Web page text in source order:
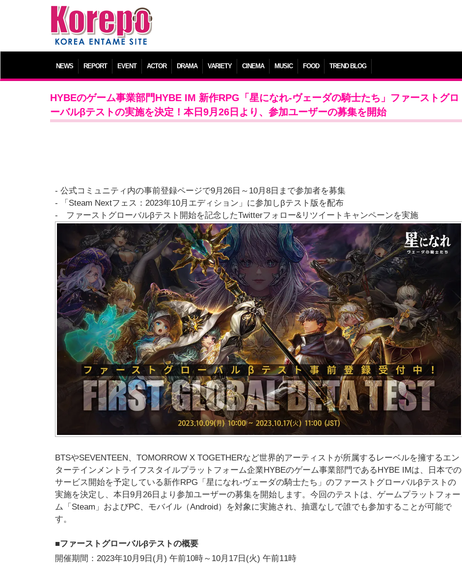
NEWS REPORT EVENT ACTOR DRAMA VARIETY CINEMA MUSIC FOOD TREND BLOG
HYBEのゲーム事業部門HYBE IM 新作RPG「星になれ-ヴェーダの騎士たち」ファーストグロ
ーバルβテストの実施を決定！本日9月26日より、参加ユーザーの募集を開始
- 公式コミュニティ内の事前登録ページで9月26日～10月8日まで参加者を募集
- 「Steam Nextフェス：2023年10月エディション」に参加しβテスト版を配布
- ファーストグローバルβテスト開始を記念したTwitterフォロー&リツイートキャンペーンを実施
BTSやSEVENTEEN、TOMORROW X TOGETHERなど世界的アーティストが所属するレーベルを擁するエン
ターテインメントライフスタイルプラットフォーム企業HYBEのゲーム事業部門であるHYBE IMは、日本での
サービス開始を予定している新作RPG「星になれ-ヴェーダの騎士たち」のファーストグローバルβテストの
実施を決定し、本日9月26日より参加ユーザーの募集を開始します。今回のテストは、ゲームプラットフォー
ム「Steam」およびPC、モバイル（Android）を対象に実施され、抽選なしで誰でも参加することが可能で
す。
■ファーストグローバルβテストの概要
開催期間：2023年10月9日(月) 午前10時～10月17日(火) 午前11時